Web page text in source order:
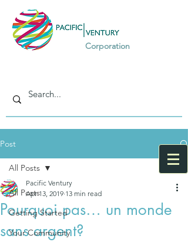
Corporation
Post
All Posts
Getting Started
Your Community
All Posts
Pourquoi pas… un monde
sans argent?
Pacific Ventury
Apr 13, 2019 13 min read